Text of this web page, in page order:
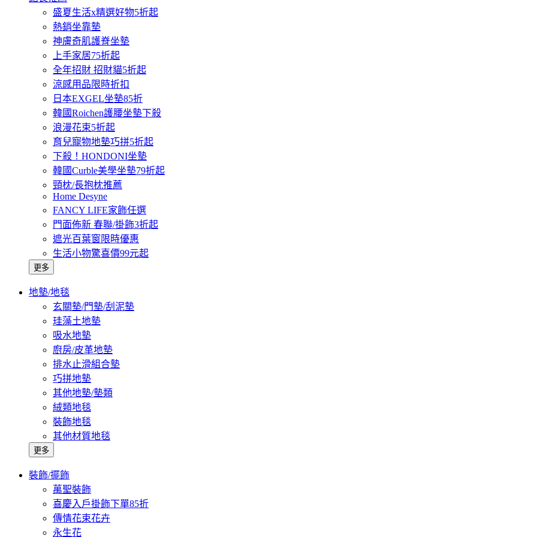
盛夏生活x精選好物5折起
熱銷坐靠墊
神膚奇肌護脊坐墊
上手家居75折起
全年招財 招財貓5折起
涼感用品限時折扣
日本EXGEL坐墊85折
韓國Roichen護腰坐墊下殺
浪漫花束5折起
育兒寵物地墊巧拼5折起
下殺！HONDONI坐墊
韓國Curble美學坐墊79折起
頸枕/長抱枕推薦
Home Desyne
FANCY LIFE家飾任選
門面佈新 春聯/掛飾3折起
遮光百葉窗限時優惠
生活小物驚喜價99元起
更多
地墊/地毯
玄關墊/門墊/刮泥墊
珪藻土地墊
吸水地墊
廚房/皮革地墊
排水止滑組合墊
巧拼地墊
其他地墊/墊類
絨類地毯
裝飾地毯
其他材質地毯
更多
裝飾/擺飾
萬聖裝飾
喜慶入戶掛飾下單85折
傳情花束花卉
永生花